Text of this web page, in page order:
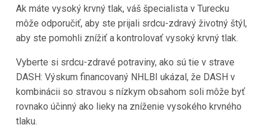
Ak máte vysoký krvný tlak, váš špecialista v Turecku
môže odporučiť, aby ste prijali srdcu-zdravý životný štýl,
aby ste pomohli znížiť a kontrolovať vysoký krvný tlak.
Vyberte si srdcu-zdravé potraviny, ako sú tie v strave
DASH: Výskum financovaný NHLBI ukázal, že DASH v
kombinácii so stravou s nízkym obsahom soli môže byť
rovnako účinný ako lieky na zníženie vysokého krvného
tlaku.